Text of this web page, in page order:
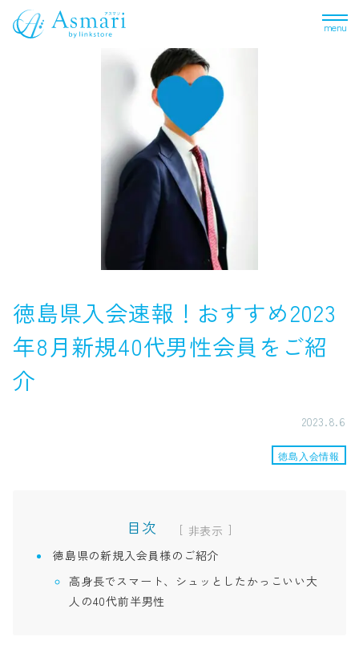
menu
徳島県入会速報！おすすめ2023
年8月新規40代男性会員をご紹
介
2023.8.6
徳島入会情報
目次 [
]
徳島県の新規入会員様のご紹介
高身長でスマート、シュッとしたかっこいい大
人の40代前半男性